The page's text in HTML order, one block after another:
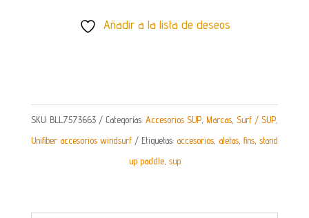
USA
9MM
CANTIDAD
Añadir a la lista de deseos
SKU: BLL7573663 Categorías: Accesorios SUP, Marcas, Surf / SUP,
Unifiber accesorios windsurf
Etiquetas: accesorios, aletas, fins, stand
up paddle, sup